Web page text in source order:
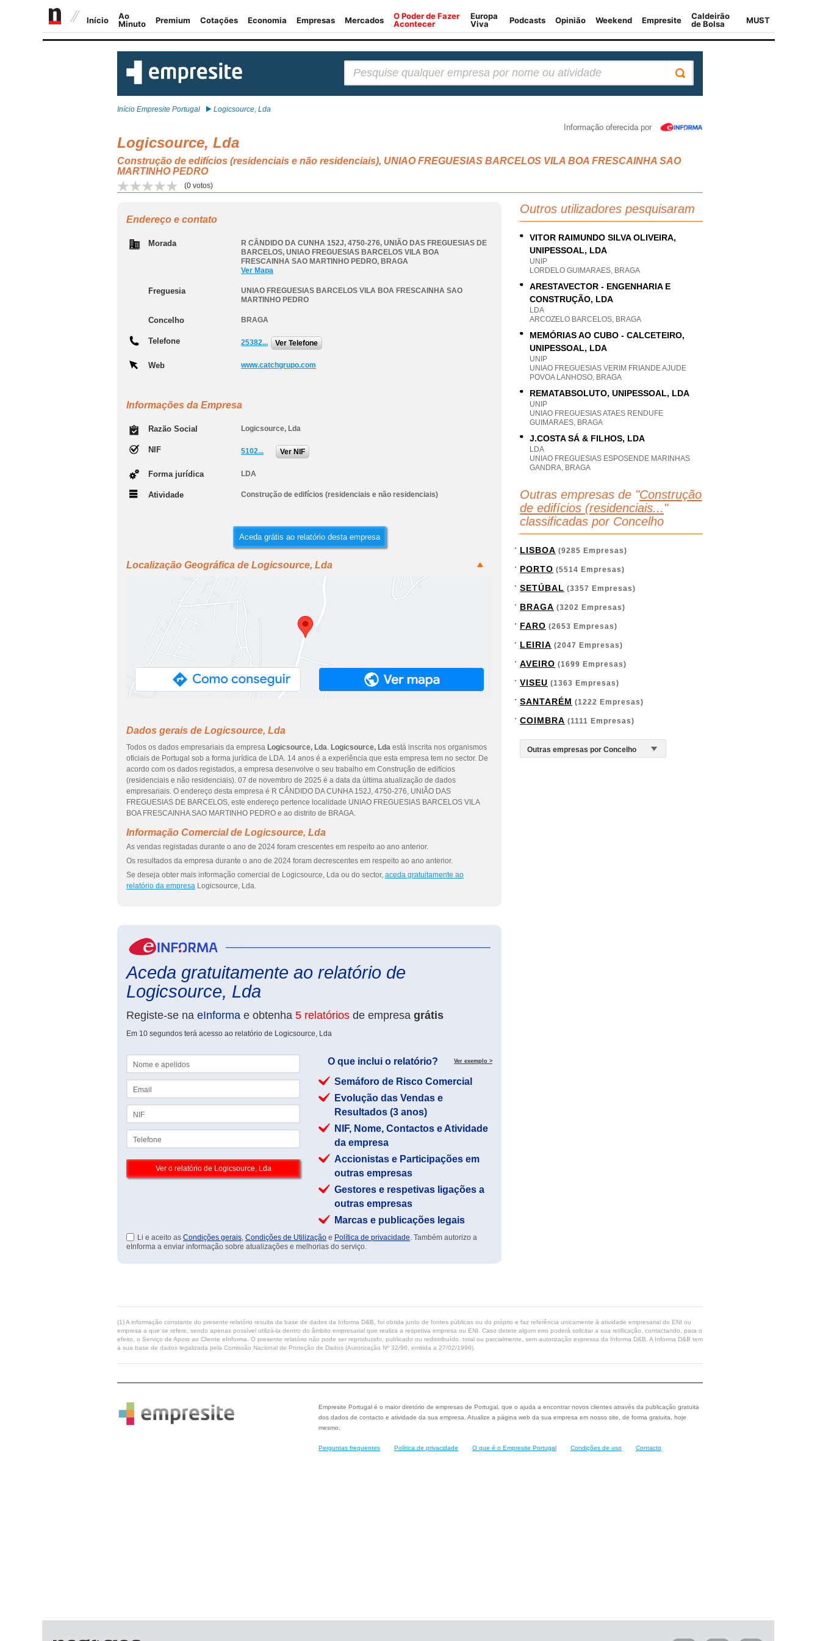
Início Empresite Portugal Logicsource, Lda
Informação oferecida por
Logicsource, Lda
Construção de edifícios (residenciais e não residenciais), UNIAO FREGUESIAS BARCELOS VILA BOA FRESCAINHA SAO
MARTINHO PEDRO
(0 votos)
Endereço e contato
Morada
R CÂNDIDO DA CUNHA 152J, 4750-276, UNIÃO DAS FREGUESIAS DE
BARCELOS, UNIAO FREGUESIAS BARCELOS VILA BOA
FRESCAINHA SAO MARTINHO PEDRO, BRAGA
Ver Mapa
Freguesia
UNIAO FREGUESIAS BARCELOS VILA BOA FRESCAINHA SAO
MARTINHO PEDRO
Concelho BRAGA
Telefone 25382... Ver Telefone
Web www.catchgrupo.com
Informações da Empresa
Razão Social Logicsource, Lda
NIF 5102... Ver NIF
Forma jurídica LDA
Atividade Construção de edifícios (residenciais e não residenciais)
Aceda grátis ao relatório desta empresa
Localização Geográfica de Logicsource, Lda
Dados gerais de Logicsource, Lda
Todos os dados empresariais da empresa Logicsource, Lda. Logicsource, Lda está inscrita nos organismos
oficiais de Portugal sob a forma jurídica de LDA. 14 anos é a experiência que esta empresa tem no sector. De
acordo com os dados registados, a empresa desenvolve o seu trabalho em Construção de edifícios
(residenciais e não residenciais). 07 de novembro de 2025 é a data da última atualização de dados
empresariais. O endereço desta empresa é R CÂNDIDO DA CUNHA 152J, 4750-276, UNIÃO DAS
FREGUESIAS DE BARCELOS, este endereço pertence localidade UNIAO FREGUESIAS BARCELOS VILA
BOA FRESCAINHA SAO MARTINHO PEDRO e ao distrito de BRAGA.
Informação Comercial de Logicsource, Lda
As vendas registadas durante o ano de 2024 foram crescentes em respeito ao ano anterior.
Os resultados da empresa durante o ano de 2024 foram decrescentes em respeito ao ano anterior.
Se deseja obter mais informação comercial de Logicsource, Lda ou do sector, aceda gratuitamente ao
relatório da empresa Logicsource, Lda.
Aceda gratuitamente ao relatório de
Logicsource, Lda
Registe-se na eInforma e obtenha 5 relatórios de empresa grátis
Em 10 segundos terá acesso ao relatório de Logicsource, Lda
O que inclui o relatório? Ver exemplo >
Semáforo de Risco Comercial
Evolução das Vendas e
Resultados (3 anos)
NIF, Nome, Contactos e Atividade
da empresa
Accionistas e Participações em
outras empresas
Gestores e respetivas ligações a
outras empresas
Marcas e publicações legais
Li e aceito as Condições gerais, Condições de Utilização e Política de privacidade. Também autorizo a
eInforma a enviar informação sobre atualizações e melhorias do serviço.
Outros utilizadores pesquisaram
VITOR RAIMUNDO SILVA OLIVEIRA,
UNIPESSOAL, LDA
UNIP
LORDELO GUIMARAES, BRAGA
ARESTAVECTOR - ENGENHARIA E
CONSTRUÇÃO, LDA
LDA
ARCOZELO BARCELOS, BRAGA
MEMÓRIAS AO CUBO - CALCETEIRO,
UNIPESSOAL, LDA
UNIP
UNIAO FREGUESIAS VERIM FRIANDE AJUDE
POVOA LANHOSO, BRAGA
REMATABSOLUTO, UNIPESSOAL, LDA
UNIP
UNIAO FREGUESIAS ATAES RENDUFE
GUIMARAES, BRAGA
J.COSTA SÁ & FILHOS, LDA
LDA
UNIAO FREGUESIAS ESPOSENDE MARINHAS
GANDRA, BRAGA
Outras empresas de "Construção
de edifícios (residenciais... "
classificadas por Concelho
LISBOA (9285 Empresas)
PORTO (5514 Empresas)
SETÚBAL (3357 Empresas)
BRAGA (3202 Empresas)
FARO (2653 Empresas)
LEIRIA (2047 Empresas)
AVEIRO (1699 Empresas)
VISEU (1363 Empresas)
SANTARÉM (1222 Empresas)
COIMBRA (1111 Empresas)
(1) A informação constante do presente relatório resulta da base de dados da Informa D&B, foi obtida junto de fontes públicas ou do próprio e faz referência unicamente à atividade empresarial do ENI ou
empresa a que se refere, sendo apenas possível utilizá-la dentro do âmbito empresarial que realiza a respetiva empresa ou ENI. Caso detete algum erro poderá solicitar a sua retificação, contactando, para o
efeito, o Serviço de Apoio ao Cliente eInforma. O presente relatório não pode ser reproduzido, publicado ou redistribuído, total ou parcialmente, sem autorização expressa da Informa D&B. A Informa D&B tem
a sua base de dados legalizada pela Comissão Nacional de Proteção de Dados (Autorização Nº 32/96, emitida a 27/02/1996).
Empresite Portugal é o maior diretório de empresas de Portugal, que o ajuda a encontrar novos clientes através da publicação gratuita
dos dados de contacto e atividade da sua empresa. Atualize a página web da sua empresa em nosso site, de forma gratuita, hoje
mesmo.
Perguntas frequentes Política de privacidade O que é o Empresite Portugal Condições de uso Contacto